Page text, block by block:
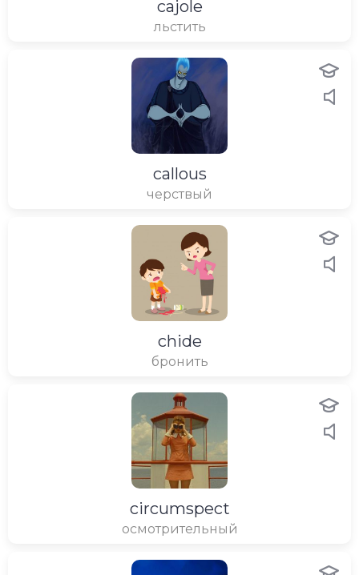
cajole
льстить
callous
черствый
chide
бронить
circumspect
осмотрительный